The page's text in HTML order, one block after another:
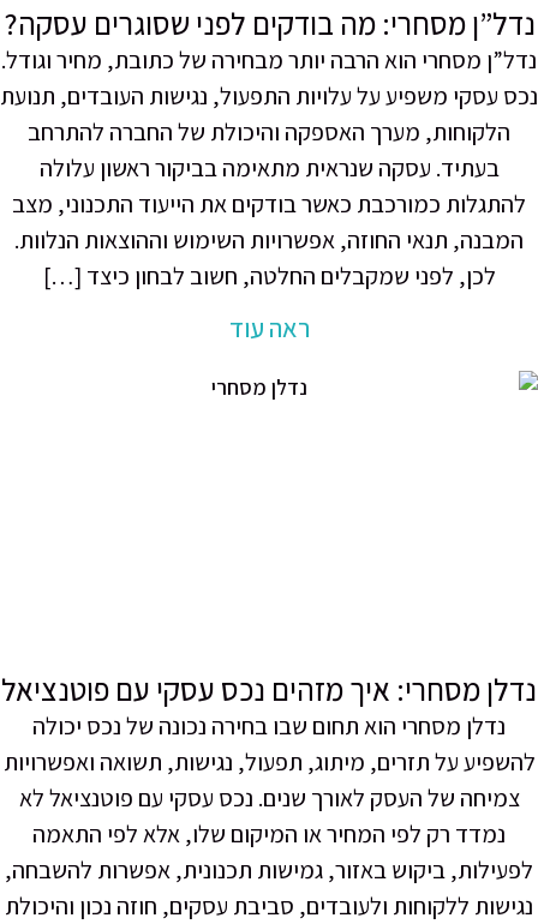
מסחרי: מה בודקים לפני שסוגרים עסקה?
מסחרי הוא הרבה יותר מבחירה של כתובת, מחיר וגודל.
עסקי משפיע על עלויות התפעול, נגישות העובדים, תנועת
מערך האספקה והיכולת של החברה להתרחב
בעתיד. עסקה שנראית מתאימה בביקור ראשון עלולה
כמורכבת כאשר בודקים את הייעוד התכנוני, מצב
תנאי החוזה, אפשרויות השימוש וההוצאות הנלוות.
לכן, לפני שמקבלים החלטה, חשוב לבחון כיצד […]
ראה עוד
מסחרי: איך מזהים נכס עסקי עם פוטנציאל
נדלן מסחרי הוא תחום שבו בחירה נכונה של נכס יכולה
על תזרים, מיתוג, תפעול, נגישות, תשואה ואפשרויות
של העסק לאורך שנים. נכס עסקי עם פוטנציאל לא
נמדד רק לפי המחיר או המיקום שלו, אלא לפי התאמה
ביקוש באזור, גמישות תכנונית, אפשרות להשבחה,
ללקוחות ולעובדים, סביבת עסקים, חוזה נכון והיכולת